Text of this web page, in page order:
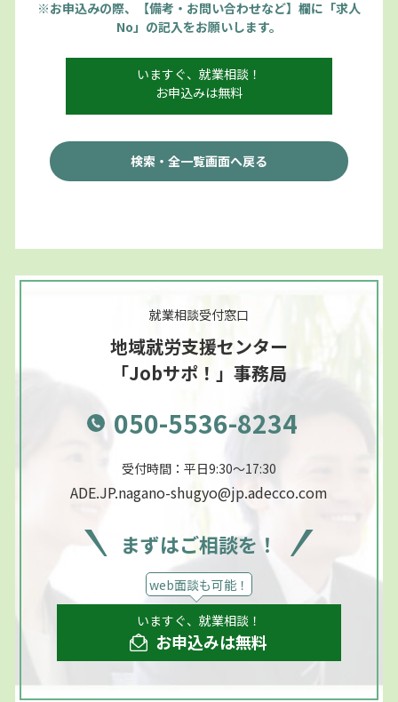
※お申込みの際、【備考・お問い合わせなど】欄に「求人
No」の記入をお願いします。
いますぐ、就業相談！
お申込みは無料
検索・全一覧画面へ戻る
就業相談受付窓口
地域就労支援センター
「Jobサポ！」事務局
050-5536-8234
受付時間：平日9:30～17:30
ADE.JP.nagano-shugyo@jp.adecco.com
まずはご相談を！
web面談も可能！
いますぐ、就業相談！
お申込みは無料